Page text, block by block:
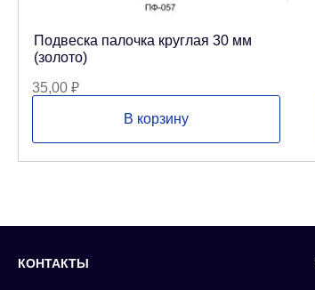
Подвеска палочка круглая 30 мм
(золото)
35,00 ₽
В корзину
КОНТАКТЫ